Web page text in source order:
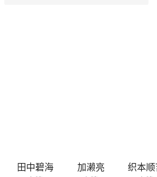
田中碧海 加濑亮 织本顺